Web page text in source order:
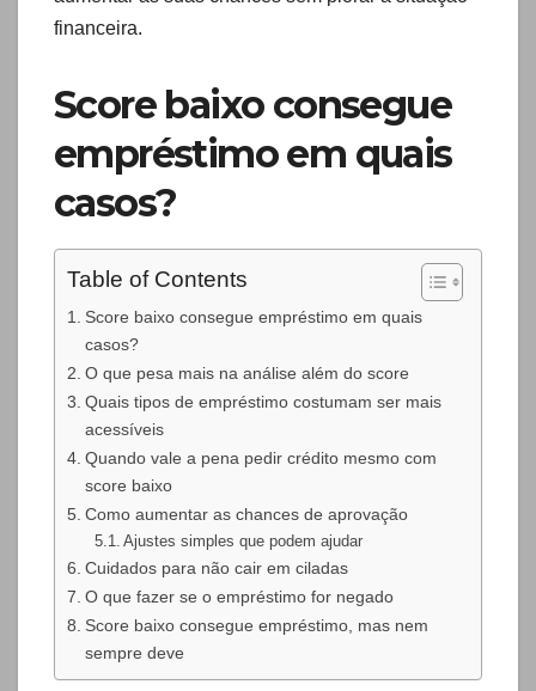
financeira.
Score baixo consegue
empréstimo em quais
casos?
Table of Contents
Score baixo consegue empréstimo em quais
casos?
O que pesa mais na análise além do score
Quais tipos de empréstimo costumam ser mais
acessíveis
Quando vale a pena pedir crédito mesmo com
score baixo
Como aumentar as chances de aprovação
Ajustes simples que podem ajudar
Cuidados para não cair em ciladas
O que fazer se o empréstimo for negado
Score baixo consegue empréstimo, mas nem
sempre deve